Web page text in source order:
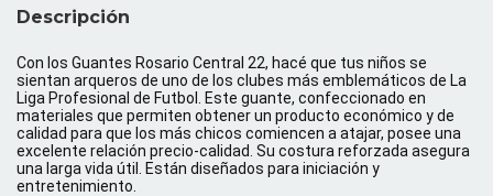
Descripción
Con los Guantes Rosario Central 22, hacé que tus niños se
sientan arqueros de uno de los clubes más emblemáticos de La
Liga Profesional de Futbol. Este guante, confeccionado en
materiales que permiten obtener un producto económico y de
calidad para que los más chicos comiencen a atajar, posee una
excelente relación precio-calidad. Su costura reforzada asegura
una larga vida útil. Están diseñados para iniciación y
entretenimiento.